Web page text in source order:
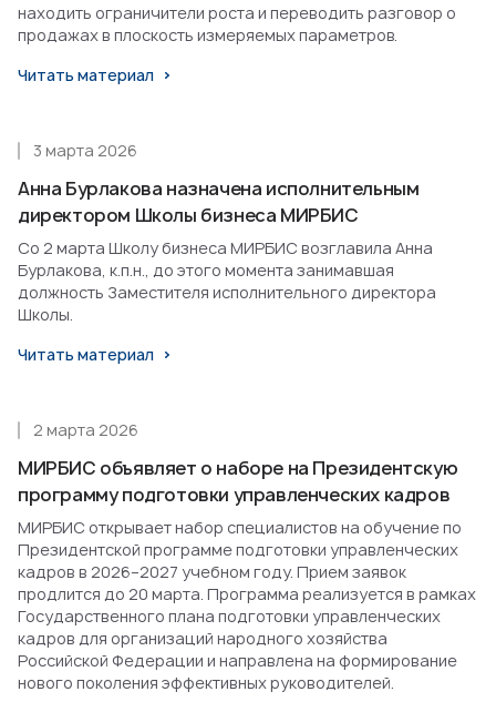
находить ограничители роста и переводить разговор о
продажах в плоскость измеряемых параметров.
Читать материал
Анна Бурлакова назначена исполнительным
директором Школы бизнеса МИРБИС
3 марта 2026
Со 2 марта Школу бизнеса МИРБИС возглавила Анна
Бурлакова, к.п.н., до этого момента занимавшая
должность Заместителя исполнительного директора
Школы.
Читать материал
МИРБИС объявляет о наборе на Президентскую
программу подготовки управленческих кадров
2 марта 2026
МИРБИС открывает набор специалистов на обучение по
Президентской программе подготовки управленческих
кадров в 2026–2027 учебном году. Прием заявок
продлится до 20 марта. Программа реализуется в рамках
Государственного плана подготовки управленческих
кадров для организаций народного хозяйства
Российской Федерации и направлена на формирование
нового поколения эффективных руководителей.